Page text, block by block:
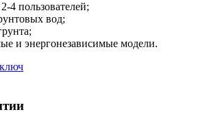
4 пользователей;
вод;
и энергонезависимые модели.